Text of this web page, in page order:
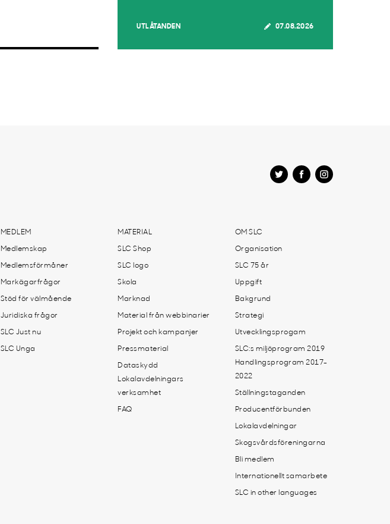
UTLÅTANDEN 07.08.2026
MEDLEM
Medlemskap
Medlemsförmåner
Markägarfrågor
Stöd för välmående
Juridiska frågor
SLC Just nu
SLC Unga
MATERIAL
SLC Shop
SLC logo
Skola
Marknad
Material från webbinarier
Projekt och kampanjer
Pressmaterial
Dataskydd
Lokalavdelningars
verksamhet
FAQ
OM SLC
Organisation
SLC 75 år
Uppgift
Bakgrund
Strategi
Utvecklingsprogam
SLC:s miljöprogram 2019
Handlingsprogram 2017-
2022
Ställningstaganden
Producentförbunden
Lokalavdelningar
Skogsvårdsföreningarna
Bli medlem
Internationellt samarbete
SLC in other languages